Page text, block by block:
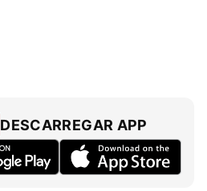
DESCARREGAR APP